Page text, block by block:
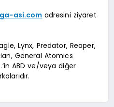
asi.com adresini ziyaret
Lynx, Predator, Reaper,
General Atomics
ABD ve/veya diğer